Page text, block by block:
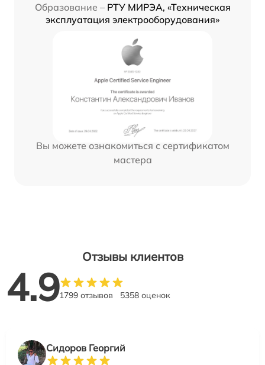
Образование – РТУ МИРЭА, «Техническая
эксплуатация электрооборудования»
Вы можете ознакомиться с сертификатом
мастера
Отзывы клиентов
4.91799 отзывов 5358 оценок
Сидоров Георгий